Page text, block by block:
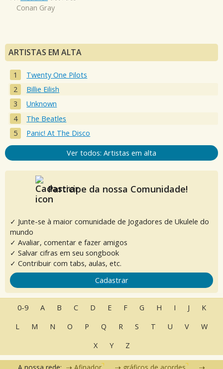
Conan Gray
ARTISTAS EM ALTA
Twenty One Pilots
Billie Eilish
Unknown
The Beatles
Panic! At The Disco
Ver todos: Artistas em alta
Participe da nossa Comunidade!
✓ Junte-se à maior comunidade de Jogadores de Ukulele do
mundo
✓ Avaliar, comentar e fazer amigos
✓ Salvar cifras em seu songbook
✓ Contribuir com tabs, aulas, etc.
Cadastrar
0-9 A B C D E F G H I J
K
L
M N O P Q R S T U V
W
X
Y Z